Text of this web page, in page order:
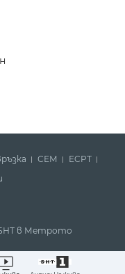
СЕМ
ECPT
БНТ в Метрото